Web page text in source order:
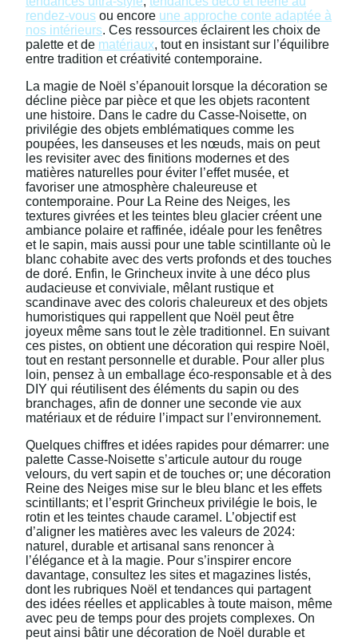
rendez-vous ou encore une approche conte adaptée à
nos intérieurs. Ces ressources éclairent les choix de
palette et de matériaux, tout en insistant sur l’équilibre
entre tradition et créativité contemporaine.
La magie de Noël s’épanouit lorsque la décoration se
décline pièce par pièce et que les objets racontent
une histoire. Dans le cadre du Casse-Noisette, on
privilégie des objets emblématiques comme les
poupées, les danseuses et les nœuds, mais on peut
les revisiter avec des finitions modernes et des
matières naturelles pour éviter l’effet musée, et
favoriser une atmosphère chaleureuse et
contemporaine. Pour La Reine des Neiges, les
textures givrées et les teintes bleu glacier créent une
ambiance polaire et raffinée, idéale pour les fenêtres
et le sapin, mais aussi pour une table scintillante où le
blanc cohabite avec des verts profonds et des touches
de doré. Enfin, le Grincheux invite à une déco plus
audacieuse et conviviale, mêlant rustique et
scandinave avec des coloris chaleureux et des objets
humoristiques qui rappellent que Noël peut être
joyeux même sans tout le zèle traditionnel. En suivant
ces pistes, on obtient une décoration qui respire Noël,
tout en restant personnelle et durable. Pour aller plus
loin, pensez à un emballage éco-responsable et à des
DIY qui réutilisent des éléments du sapin ou des
branchages, afin de donner une seconde vie aux
matériaux et de réduire l’impact sur l’environnement.
Quelques chiffres et idées rapides pour démarrer: une
palette Casse-Noisette s’articule autour du rouge
velours, du vert sapin et de touches or; une décoration
Reine des Neiges mise sur le bleu blanc et les effets
scintillants; et l’esprit Grincheux privilégie le bois, le
rotin et les teintes chaude caramel. L’objectif est
d’aligner les matières avec les valeurs de 2024:
naturel, durable et artisanal sans renoncer à
l’élégance et à la magie. Pour s’inspirer encore
davantage, consultez les sites et magazines listés,
dont les rubriques Noël et tendances qui partagent
des idées réelles et applicables à toute maison, même
avec peu de temps pour des projets complexes. On
peut ainsi bâtir une décoration de Noël durable et